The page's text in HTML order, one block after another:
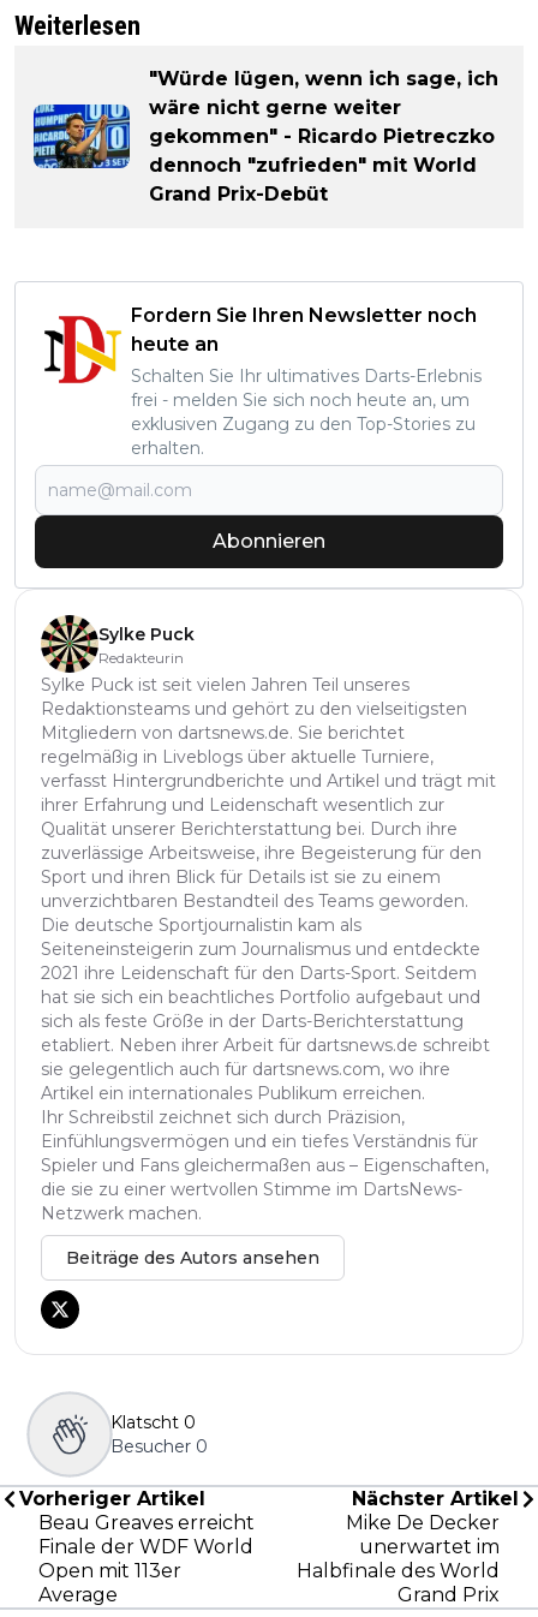
Weiterlesen
"Würde lügen, wenn ich sage, ich
wäre nicht gerne weiter
gekommen" - Ricardo Pietreczko
dennoch "zufrieden" mit World
Grand Prix-Debüt
Fordern Sie Ihren Newsletter noch
heute an
Schalten Sie Ihr ultimatives Darts-Erlebnis
frei - melden Sie sich noch heute an, um
exklusiven Zugang zu den Top-Stories zu
erhalten.
Abonnieren
Sylke Puck
Redakteurin
Sylke Puck ist seit vielen Jahren Teil unseres
Redaktionsteams und gehört zu den vielseitigsten
Mitgliedern von dartsnews.de. Sie berichtet
regelmäßig in Liveblogs über aktuelle Turniere,
verfasst Hintergrundberichte und Artikel und trägt mit
ihrer Erfahrung und Leidenschaft wesentlich zur
Qualität unserer Berichterstattung bei. Durch ihre
zuverlässige Arbeitsweise, ihre Begeisterung für den
Sport und ihren Blick für Details ist sie zu einem
unverzichtbaren Bestandteil des Teams geworden.
Die deutsche Sportjournalistin kam als
Seiteneinsteigerin zum Journalismus und entdeckte
2021 ihre Leidenschaft für den Darts-Sport. Seitdem
hat sie sich ein beachtliches Portfolio aufgebaut und
sich als feste Größe in der Darts-Berichterstattung
etabliert. Neben ihrer Arbeit für dartsnews.de schreibt
sie gelegentlich auch für dartsnews.com, wo ihre
Artikel ein internationales Publikum erreichen.
Ihr Schreibstil zeichnet sich durch Präzision,
Einfühlungsvermögen und ein tiefes Verständnis für
Spieler und Fans gleichermaßen aus – Eigenschaften,
die sie zu einer wertvollen Stimme im DartsNews-
Netzwerk machen.
Beiträge des Autors ansehen
Klatscht 0
Besucher 0
Vorheriger Artikel
Beau Greaves erreicht
Finale der WDF World
Open mit 113er
Average
Nächster Artikel
Mike De Decker
unerwartet im
Halbfinale des World
Grand Prix